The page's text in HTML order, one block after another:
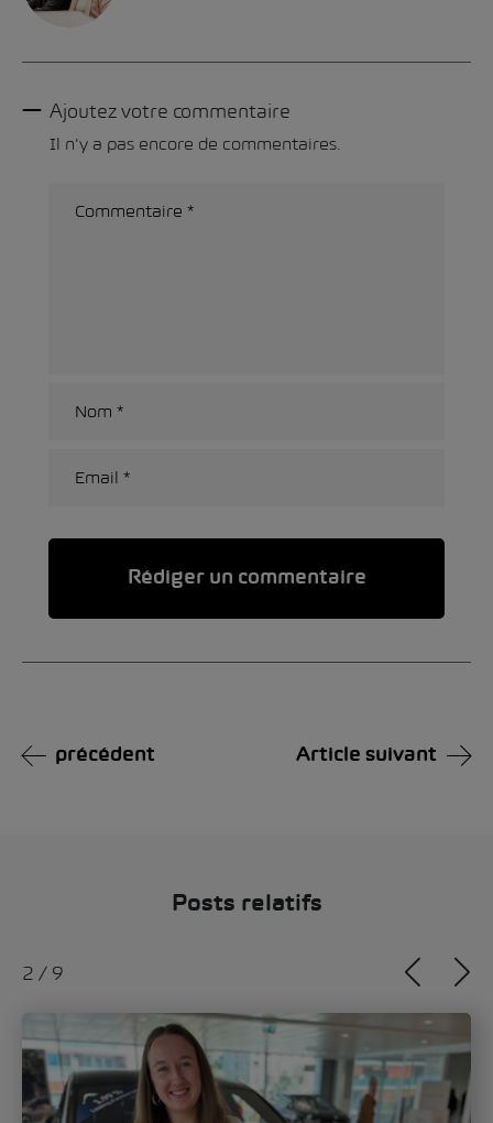
Ajoutez votre commentaire
Il n'y a pas encore de commentaires.
précédent Article suivant
Posts relatifs
2 / 9